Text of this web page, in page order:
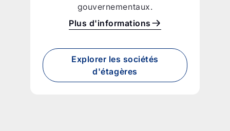
gouvernementaux.
Plus d'informations
Explorer les sociétés
d'étagères